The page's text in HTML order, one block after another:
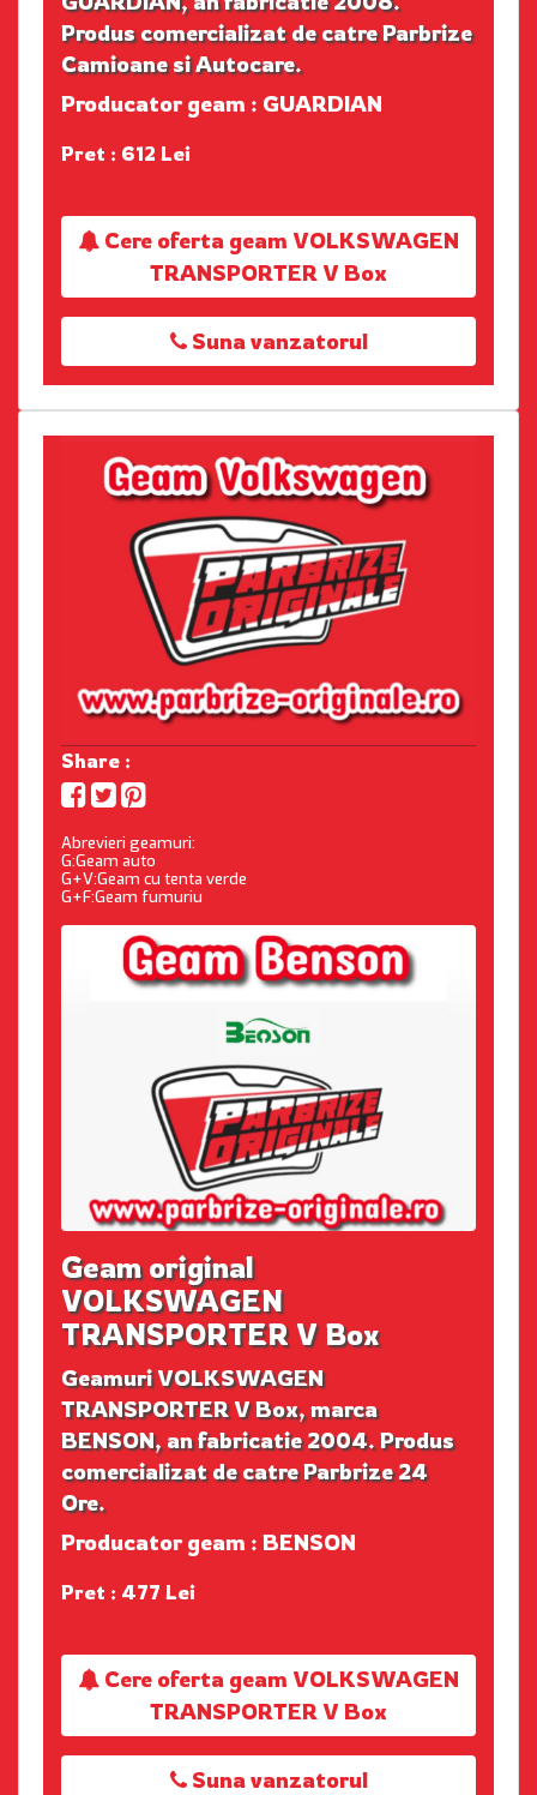
Produs comercializat de catre Parbrize
Camioane si Autocare.
Producator geam : GUARDIAN
Pret : 612 Lei
Cere oferta geam VOLKSWAGEN
TRANSPORTER V Box
Suna vanzatorul
Share :
Abrevieri geamuri:
G:Geam auto
G+V:Geam cu tenta verde
G+F:Geam fumuriu
Geam original
VOLKSWAGEN
TRANSPORTER V Box
Geamuri VOLKSWAGEN
TRANSPORTER V Box, marca
BENSON, an fabricatie 2004. Produs
comercializat de catre Parbrize 24
Ore.
Producator geam : BENSON
Pret : 477 Lei
Cere oferta geam VOLKSWAGEN
TRANSPORTER V Box
Suna vanzatorul